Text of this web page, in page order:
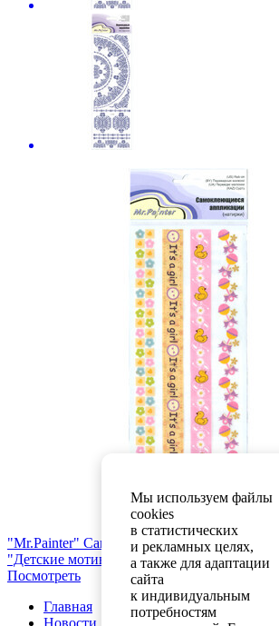
"Mr.Painter" Самоклеящиеся (Натирки) 12
"Детские мотивы"
19 руб.
Посмотреть
Главная
Мы используем файлы
cookies
в статистических
и рекламных целях,
а также для адаптации
сайта
к индивидуальным
потребностям